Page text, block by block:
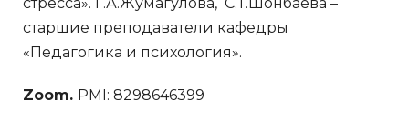
старшие преподаватели кафедры
«Педагогика и психология».
Zoom. PMI: 8298646399